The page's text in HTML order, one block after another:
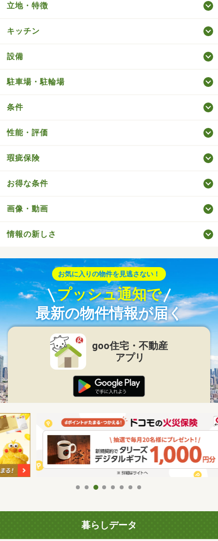
立地・特徴
キッチン
設備
駐車場・駐輪場
条件
性能・評価
瑕疵保険
お得な条件
画像・動画
情報の新しさ
お気に入りの物件を見逃さない！
プッシュ通知で
最新の物件情報が届く
goo住宅・不動産
アプリ
暮らしデータ